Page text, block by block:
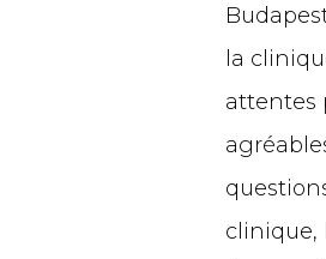
la
attentes
clinique,